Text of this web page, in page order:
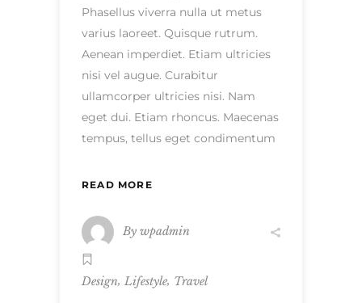
Phasellus viverra nulla ut metus
varius laoreet. Quisque rutrum.
Aenean imperdiet. Etiam ultricies
nisi vel augue. Curabitur
ullamcorper ultricies nisi. Nam
eget dui. Etiam rhoncus. Maecenas
tempus, tellus eget condimentum
READ MORE
By wpadmin
Design, Lifestyle, Travel